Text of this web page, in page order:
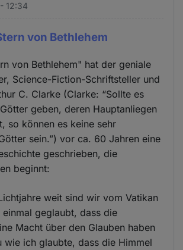
12:34
von Bethlehem
von Bethlehem" hat der geniale
Science-Fiction-Schriftsteller und
C. Clarke (Clarke: “Sollte es
geben, deren Hauptanliegen
so können es keine sehr
sein.”) vor ca. 60 Jahren eine
geschrieben, die
beginnt:
weit sind wir vom Vatikan
geglaubt, dass die
Macht über den Glauben haben
wie ich glaubte, dass die Himmel